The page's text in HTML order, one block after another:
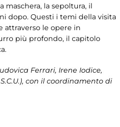
maschera, la sepoltura, il
dopo. Questi i temi della visita
attraverso le opere in
più profondo, il capitolo
Ferrari, Irene Iodice,
con il coordinamento di